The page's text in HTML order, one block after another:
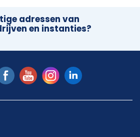
adressen van
en instanties?